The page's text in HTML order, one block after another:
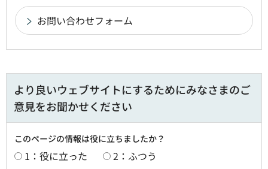
より良いウェブサイトにするためにみなさまのご
意見をお聞かせください
このページの情報は役に立ちましたか？
1：役に立った
2：ふつう